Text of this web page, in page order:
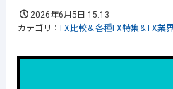
2026年6月5日 15:13
カテゴリ： FX比較＆各種FX特集＆FX業